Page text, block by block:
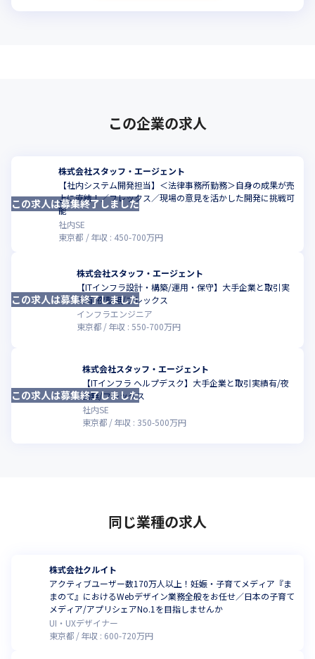
この企業の求人
株式会社スタッフ・エージェント
【社内システム開発担当】＜法律事務所勤務＞自身の成果が売
上に直結！／フレックス／現場の意見を活かした開発に挑戦可
能
社内SE
東京都
年収 : 450-700万円
この求人は募集終了しました
株式会社スタッフ・エージェント
【ITインフラ設計・構築/運用・保守】大手企業と取引実
績有/夜勤無/フレックス
インフラエンジニア
東京都
年収 :550-700万円
この求人は募集終了しました
株式会社スタッフ・エージェント
【ITインフラ ヘルプデスク】大手企業と取引実績有/夜
勤無/フレックス
社内SE
東京都
年収 : 350-500万円
この求人は募集終了しました
同じ業種の求人
株式会社クルイト
アクティブユーザー数170万人以上！妊娠・子育てメディア『ま
まのて』におけるWebデザイン業務全般をお任せ／日本の子育て
メディア/アプリシェアNo.1を目指しませんか
UI・UXデザイナー
東京都
年収 : 600-720万円